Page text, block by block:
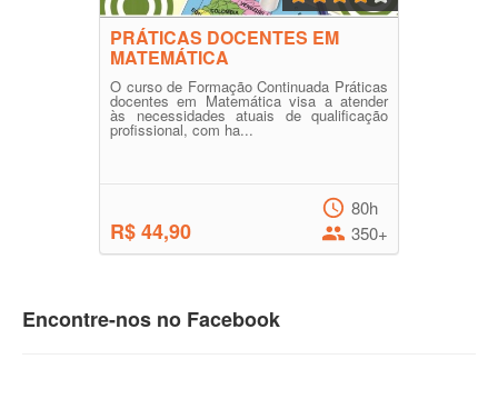
PRÁTICAS DOCENTES EM
MATEMÁTICA
O curso de Formação Continuada Práticas
docentes em Matemática visa a atender
às necessidades atuais de qualificação
profissional, com ha...
R$ 44,90
80h
350+
Encontre-nos no Facebook